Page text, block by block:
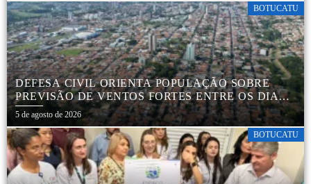
BOTUCATU
DEFESA CIVIL ORIENTA POPULAÇÃO SOBRE
PREVISÃO DE VENTOS FORTES ENTRE OS DIAS 6
E 9 DE AGOSTO
5 de agosto de 2026
BOTUCATU